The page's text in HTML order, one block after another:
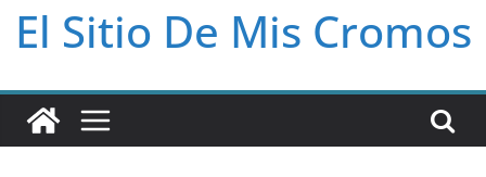
El Sitio De Mis Cromos